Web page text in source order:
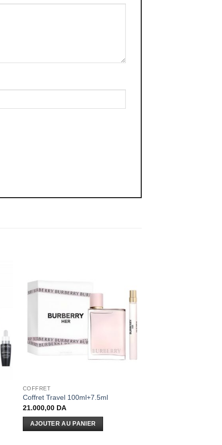
COFFRET
Coffret Travel 100ml+7.5ml
21.000,00 DA
AJOUTER AU PANIER